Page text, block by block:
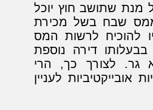
מנת שתושב חוץ יוכל
ממס שבח בשל מכירת
להוכיח לרשות המס
דירה נוספת
גר. לצורך כך, הרי
אובייקטיביות לעניין